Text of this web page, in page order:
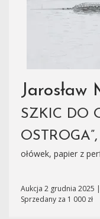
Jarosław
SZKIC DO
ołówek, papier z
Aukcja 2 grudnia 2025
Sprzedany za 1 000 zł